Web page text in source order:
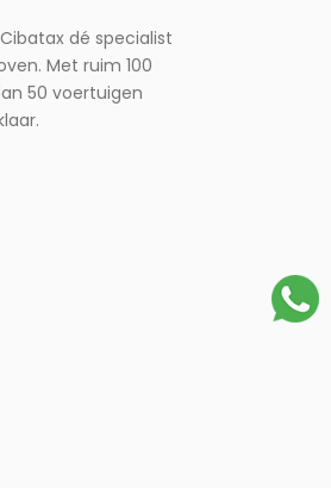
dé specialist
Met ruim 100
50 voertuigen